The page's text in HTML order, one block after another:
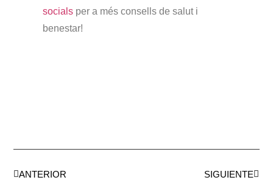
socials per a més consells de salut i
benestar!
ANTERIOR SIGUIENTE